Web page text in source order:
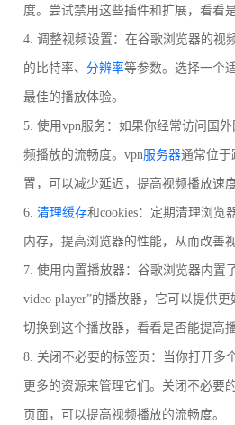
度。尝试禁用这些插件和扩展，看看
4. 调整视频设置：在谷歌浏览器的视
的比特率、 分辨率等参数。选择一个
最佳的播放体验。
5. 使用vpn服务：如果你经常访问国
频播放的流畅度。vpn服务器通常位于
置，可以减少延迟，提高视频播放速度
6. 清理缓存和cookies：定期清理浏览
内存，提高浏览器的性能，从而改善
7. 使用内置播放器：谷歌浏览器内置
video player”的播放器，它可以提供
切换到这个播放器，看看是否能提高
8. 关闭不必要的标签页：当你打开多
更多的资源来管理它们。关闭不必要
页面，可以提高视频播放的流畅度。